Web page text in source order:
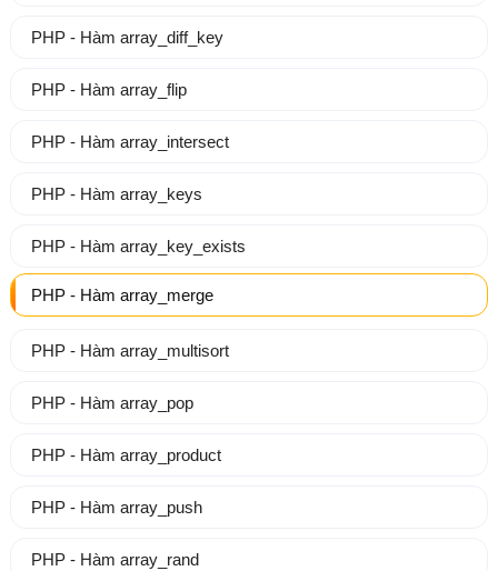
PHP - Hàm array_diff_key
PHP - Hàm array_flip
PHP - Hàm array_intersect
PHP - Hàm array_keys
PHP - Hàm array_key_exists
PHP - Hàm array_merge
PHP - Hàm array_multisort
PHP - Hàm array_pop
PHP - Hàm array_product
PHP - Hàm array_push
PHP - Hàm array_rand